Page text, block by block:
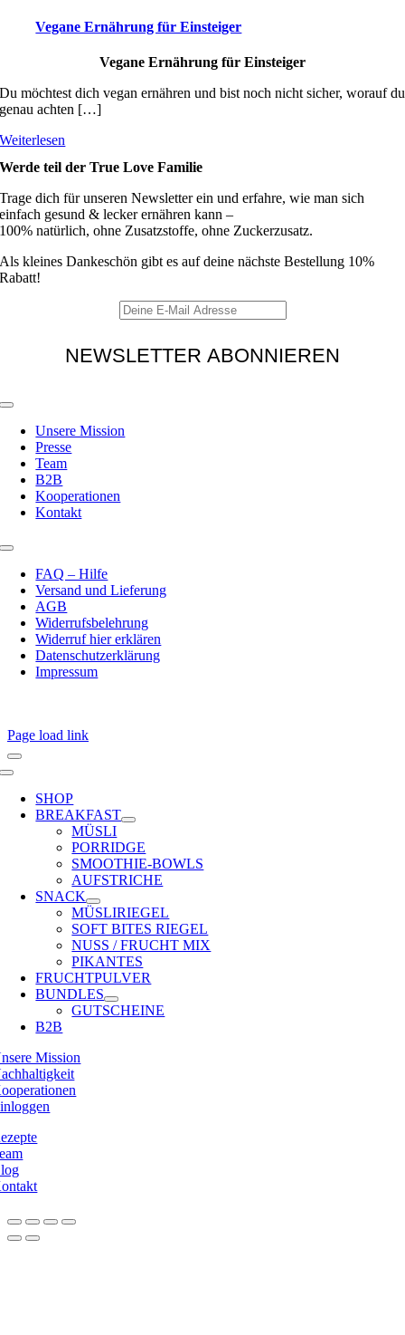
Vegane Ernährung für Einsteiger
Vegane Ernährung für Einsteiger
Du möchtest dich vegan ernähren und bist noch nicht sicher, worauf du
genau achten […]
Weiterlesen
Werde teil der True Love Familie
Trage dich für unseren Newsletter ein und erfahre, wie man sich
einfach gesund & lecker ernähren kann –
100% natürlich, ohne Zusatzstoffe, ohne Zuckerzusatz.
Als kleines Dankeschön gibt es auf deine nächste Bestellung 10%
Rabatt!
Toggle
NavigationUnsere Mission
Presse
Team
B2B
Kooperationen
Kontakt
Toggle
NavigationFAQ – Hilfe
Versand und Lieferung
AGB
Widerrufsbelehrung
Widerruf hier erklären
Datenschutzerklärung
Impressum
Page load link
Toggle
Navigation
SHOP
BREAKFAST
MÜSLI
PORRIDGE
SMOOTHIE-BOWLS
AUFSTRICHE
SNACK
MÜSLIRIEGEL
SOFT BITES RIEGEL
NUSS / FRUCHT MIX
PIKANTES
FRUCHTPULVER
BUNDLES
GUTSCHEINE
B2B
Mission